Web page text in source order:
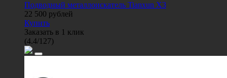
Подводный металлоискатель Tianxun X3
22 500 рублей
Купить
Заказать в 1 клик
(4.4/127)